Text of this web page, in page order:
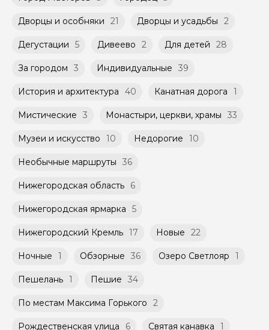
российского банка можно оплатить любую
Дворцы и особняки 21 Дворцы и усадьбы 2
Дегустации 5 Дивеево 2 Для детей 28
За городом 3 Индивидуальные 39
История и архитектура 40 Канатная дорога 1
Мистические 3 Монастыри, церкви, храмы 33
Музеи и искусство 10 Недорогие 10
Необычные маршруты 36
Нижегородская область 6
Нижегородская ярмарка 5
Нижегородский Кремль 17 Новые 22
Ночные 1 Обзорные 36 Озеро Светлояр 1
Пешелань 1 Пешие 34
По местам Максима Горького 2
Рождественская улица 6 Святая канавка 1